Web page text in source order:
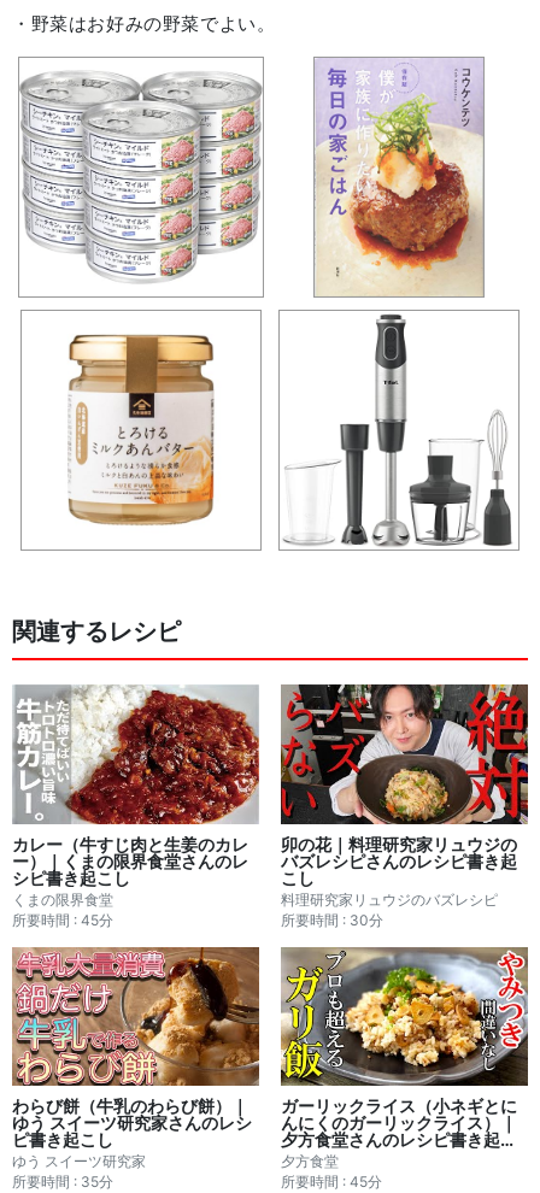
関連するレシピ
カレー（牛すじ肉と生姜のカレ
ー）｜くまの限界食堂さんのレ
シピ書き起こし
くまの限界食堂
所要時間 : 45分
卯の花｜料理研究家リュウジの
バズレシピさんのレシピ書き起
こし
料理研究家リュウジのバズレシピ
所要時間 : 30分
わらび餅（牛乳のわらび餅）｜
ゆう スイーツ研究家さんのレシ
ピ書き起こし
ゆう スイーツ研究家
所要時間 : 35分
ガーリックライス（小ネギとに
んにくのガーリックライス）｜
夕方食堂さんのレシピ書き起こ
し
夕方食堂
所要時間 : 45分